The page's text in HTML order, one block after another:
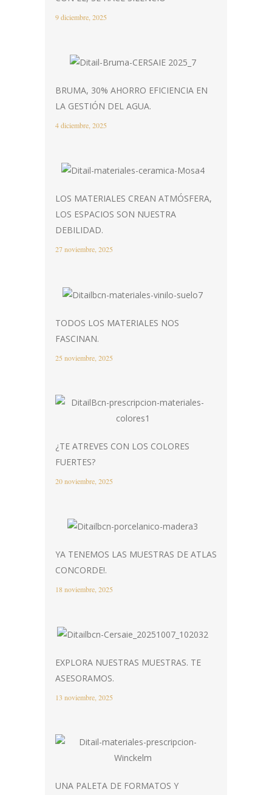
9 diciembre, 2025
BRUMA, 30% AHORRO EFICIENCIA EN
LA GESTIÓN DEL AGUA.
4 diciembre, 2025
LOS MATERIALES CREAN ATMÓSFERA,
LOS ESPACIOS SON NUESTRA
DEBILIDAD.
27 noviembre, 2025
TODOS LOS MATERIALES NOS
FASCINAN.
25 noviembre, 2025
¿TE ATREVES CON LOS COLORES
FUERTES?
20 noviembre, 2025
YA TENEMOS LAS MUESTRAS DE ATLAS
CONCORDE!.
18 noviembre, 2025
EXPLORA NUESTRAS MUESTRAS. TE
ASESORAMOS.
13 noviembre, 2025
UNA PALETA DE FORMATOS Y